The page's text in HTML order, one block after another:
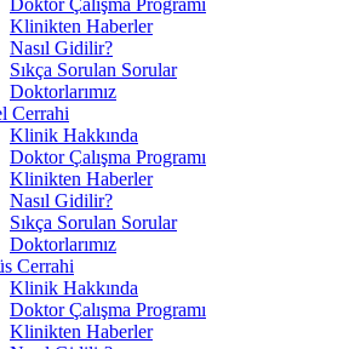
Klinikten Haberler
Nasıl Gidilir?
Sıkça Sorulan Sorular
Doktorlarımız
Cerrahi
Klinik Hakkında
Doktor Çalışma Programı
Klinikten Haberler
Nasıl Gidilir?
Sıkça Sorulan Sorular
Doktorlarımız
Cerrahi
Klinik Hakkında
Doktor Çalışma Programı
Klinikten Haberler